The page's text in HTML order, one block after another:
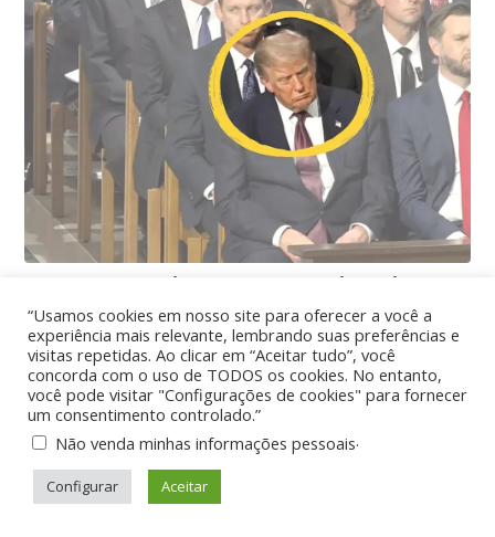
“Usamos cookies em nosso site para oferecer a você a
experiência mais relevante, lembrando suas preferências e
visitas repetidas. Ao clicar em “Aceitar tudo”, você
concorda com o uso de TODOS os cookies. No entanto,
você pode visitar "Configurações de cookies" para fornecer
um consentimento controlado.”
Não venda minhas informações pessoais.
Configurar Aceitar